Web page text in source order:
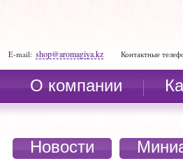
E-mail: shop@aromagiya.kz Контактные
О компании
Новости